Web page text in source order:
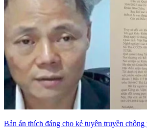
Bản án thích đáng cho kẻ tuyên truyền